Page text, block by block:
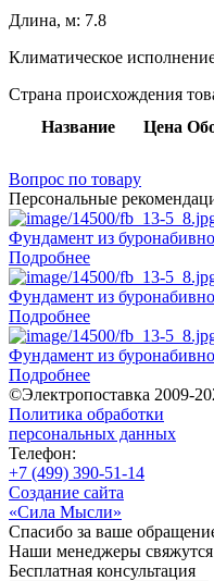
Длина, м: 7.8
Климатическое
Страна происхождения
Название
Цена
Вопрос по товару
Персональные
Фундамент из
Подробнее
Фундамент из
Подробнее
Фундамент из
Подробнее
©Электропоставка 2009-
Политика обработки
персональных данных
Телефон:
+7 (499) 390-51-14
Создание сайта
«Сила Мысли»
Спасибо за ваше
Наши менеджеры
Бесплатная консультация